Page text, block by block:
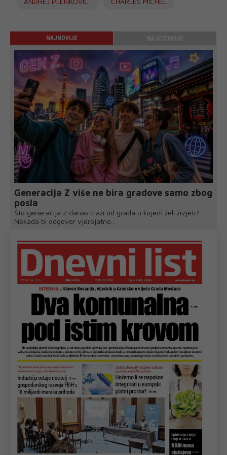
NAJNOVIJE
Generacija Z više ne bira gradove samo zbog
posla
Što generacija Z danas traži od grada u kojem želi živjeti?
Nekada bi odgovor vjerojatno...